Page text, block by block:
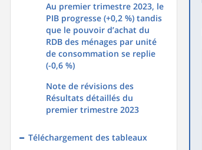
Au premier trimestre 2023, le
PIB progresse (+0,2 %) tandis
que le pouvoir d’achat du
RDB des ménages par unité
de consommation se replie
(-0,6 %)
Note de révisions des
Résultats détaillés du
premier trimestre 2023
Téléchargement des tableaux